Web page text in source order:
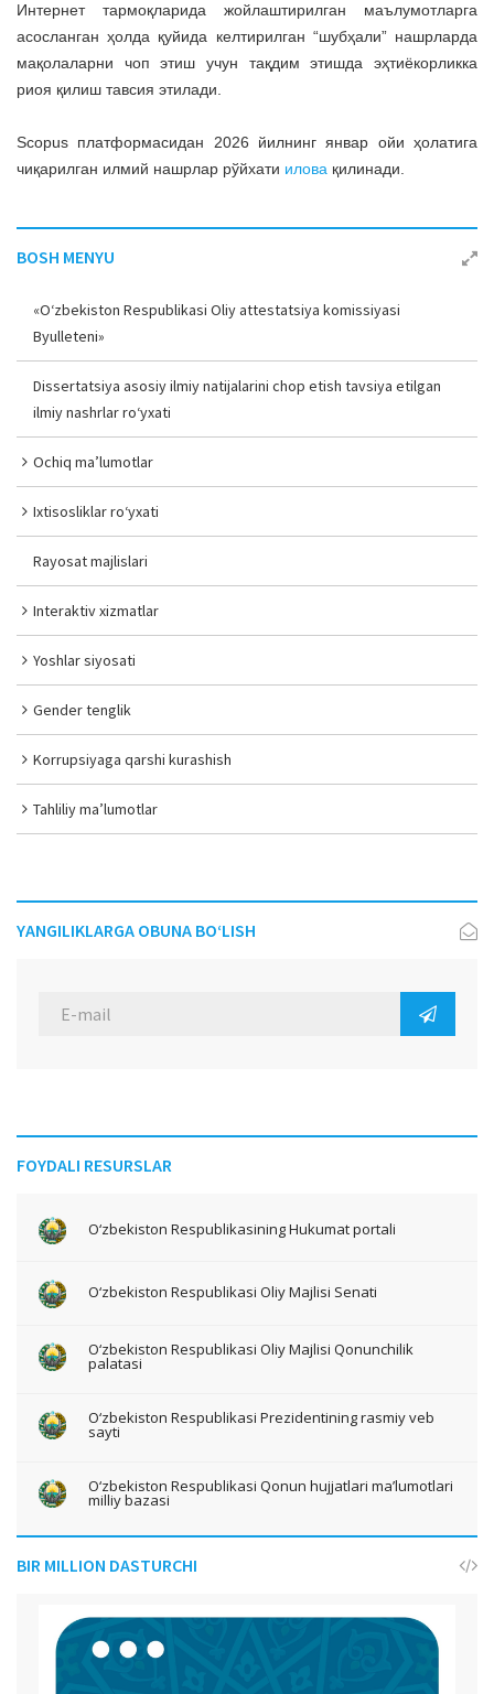
a
v
i
g
t
i
n
Интернет тармоқларида жойлаштирилган маълумотларга
асосланган ҳолда қуйида келтирилган “шубҳали” нашрларда
мақолаларни чоп этиш учун тақдим этишда эҳтиёкорликка
риоя қилиш тавсия этилади.
Scopus платформасидан 2026 йилнинг январ ойи ҳолатига
чиқарилган илмий нашрлар рўйхати илова қилинади.
BOSH MENYU
«O‘zbekiston Respublikasi Oliy attestatsiya komissiyasi
Byulleteni»
Dissertatsiya asosiy ilmiy natijalarini chop etish tavsiya etilgan
ilmiy nashrlar ro‘yxati
Ochiq ma’lumotlar
Ixtisosliklar ro‘yxati
Rayosat majlislari
Interaktiv xizmatlar
Yoshlar siyosati
Gender tenglik
Korrupsiyaga qarshi kurashish
Tahliliy ma’lumotlar
YANGILIKLARGA OBUNA BO‘LISH
FOYDALI RESURSLAR
O‘zbekiston Respublikasining Hukumat portali
O‘zbekiston Respublikasi Oliy Majlisi Senati
O‘zbekiston Respublikasi Oliy Majlisi Qonunchilik
palatasi
O‘zbekiston Respublikasi Prezidentining rasmiy veb
sayti
O‘zbekiston Respublikasi Qonun hujjatlari ma’lumotlari
milliy bazasi
BIR MILLION DASTURCHI